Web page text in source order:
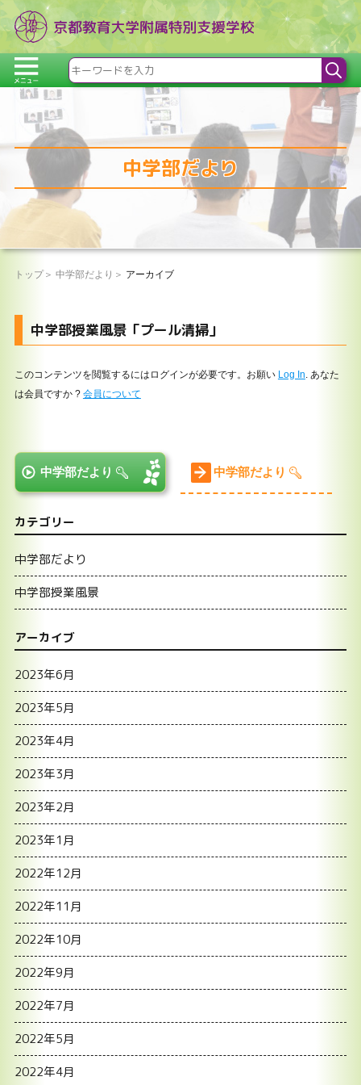
中学部だより
トップ 中学部だより アーカイブ
中学部授業風景「プール清掃」
このコンテンツを閲覧するにはログインが必要です。お願い Log In. あなた
は会員ですか ? 会員について
中学部だより 中学部だより
カテゴリー
中学部だより
中学部授業風景
アーカイブ
2023年6月
2023年5月
2023年4月
2023年3月
2023年2月
2023年1月
2022年12月
2022年11月
2022年10月
2022年9月
2022年7月
2022年5月
2022年4月